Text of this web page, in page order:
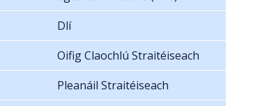
Dlí
Oifig Claochlú Straitéiseach
Pleanáil Straitéiseach